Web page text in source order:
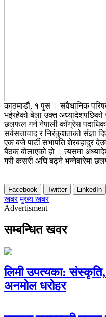
काठमाडौं, १ पुस । संवैधानिक
भईरहेको बेला उक्त
छलफल गर्न नेपाली काँग्रेस
सर्वसत्तावाद र निरंकुशताको
एक बजे पार्टी सभापति शेरबहादुर
बैठक बोलाएको हो । त्यसमा
गरी कसरी अघि बढ्ने भन्नेबारेमा
Facebook Twitter LinkedIn
खबर मुख्य खबर
Advertisment
सम्बन्धित खवर
लिमी उपत्यका:
अनमोल धरोहर